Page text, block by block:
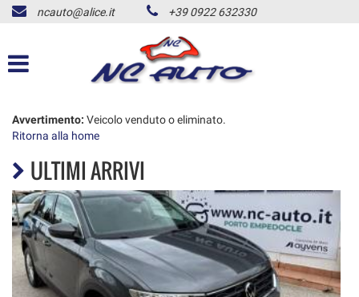
HOME
LISTA VEICOLI
ACQUISTIAMO USATO
NOLEGGIO AUTO
CONTATTI
ALD USATO
ncauto@alice.it +39 0922 632330
Avvertimento: Veicolo venduto o eliminato.
Ritorna alla home
ULTIMI ARRIVI